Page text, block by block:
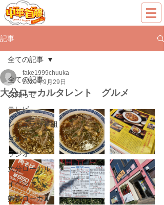
記事
全ての記事
お知らせ
テレビ
レギュラー番組
グルメ
ラジオ
大分ローカル
イベント
熊本ローカル
全ての記事
大分ローカルタレント グルメ
fake1999chuuka
2020年9月29日